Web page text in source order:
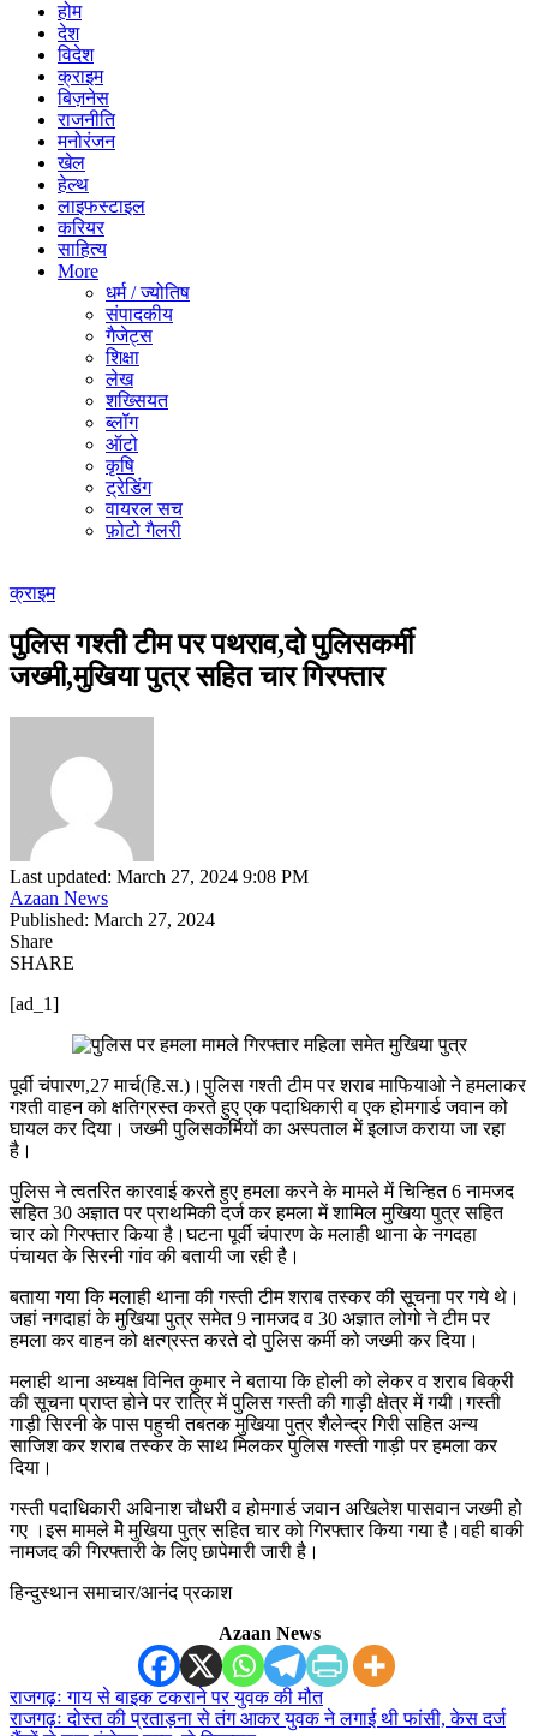
होम
देश
विदेश
क्राइम
बिज़नेस
राजनीति
मनोरंजन
खेल
हेल्थ
लाइफस्टाइल
करियर
साहित्य
More
धर्म / ज्योतिष
संपादकीय
गैजेट्स
शिक्षा
लेख
शख्सियत
ब्लॉग
ऑटो
कृषि
ट्रेडिंग
वायरल सच
फ़ोटो गैलरी
क्राइम
पुलिस गश्ती टीम पर पथराव,दो पुलिसकर्मी
जख्मी,मुखिया पुत्र सहित चार गिरफ्तार
Last updated: March 27, 2024 9:08 PM
Azaan News
Published: March 27, 2024
Share
SHARE
[ad_1]
पूर्वी चंपारण,27 मार्च(हि.स.)।पुलिस गश्ती टीम पर शराब माफियाओ ने हमलाकर
गश्ती वाहन को क्षतिग्रस्त करते हुए एक पदाधिकारी व एक होमगार्ड जवान को
घायल कर दिया। जख्मी पुलिसकर्मियों का अस्पताल में इलाज कराया जा रहा
है।
पुलिस ने त्वतरित कारवाई करते हुए हमला करने के मामले में चिन्हित 6 नामजद
सहित 30 अज्ञात पर प्राथमिकी दर्ज कर हमला में शामिल मुखिया पुत्र सहित
चार को गिरफ्तार किया है।घटना पूर्वी चंपारण के मलाही थाना के नगदहा
पंचायत के सिरनी गांव की बतायी जा रही है।
बताया गया कि मलाही थाना की गस्ती टीम शराब तस्कर की सूचना पर गये थे।
जहां नगदाहां के मुखिया पुत्र समेत 9 नामजद व 30 अज्ञात लोगो ने टीम पर
हमला कर वाहन को क्षत्ग्रस्त करते दो पुलिस कर्मी को जख्मी कर दिया।
मलाही थाना अध्यक्ष विनित कुमार ने बताया कि होली को लेकर व शराब बिक्री
की सूचना प्राप्त होने पर रात्रि में पुलिस गस्ती की गाड़ी क्षेत्र में गयी।गस्ती
गाड़ी सिरनी के पास पहुची तबतक मुखिया पुत्र शैलेन्द्र गिरी सहित अन्य
साजिश कर शराब तस्कर के साथ मिलकर पुलिस गस्ती गाड़ी पर हमला कर
दिया।
गस्ती पदाधिकारी अविनाश चौधरी व होमगार्ड जवान अखिलेश पासवान जख्मी हो
गए ।इस मामले मेॆ मुखिया पुत्र सहित चार को गिरफ्तार किया गया है।वही बाकी
नामजद की गिरफ्तारी के लिए छापेमारी जारी है।
हिन्दुस्थान समाचार/आनंद प्रकाश
Azaan News
राजगढ़ः गाय से बाइक टकराने पर युवक की मौत
राजगढ़ः दोस्त की प्रताड़ना से तंग आकर युवक ने लगाई थी फांसी, केस दर्ज